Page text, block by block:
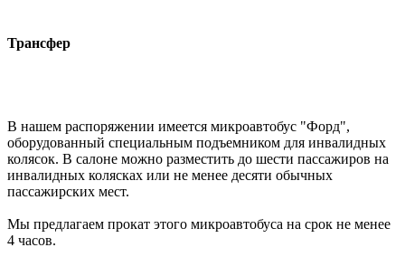
Трансфер
В нашем распоряжении имеется микроавтобус "Форд",
оборудованный специальным подъемником для инвалидных
колясок. В салоне можно разместить до шести пассажиров на
инвалидных колясках или не менее десяти обычных
пассажирских мест.
Мы предлагаем прокат этого микроавтобуса на срок не менее
4 часов.